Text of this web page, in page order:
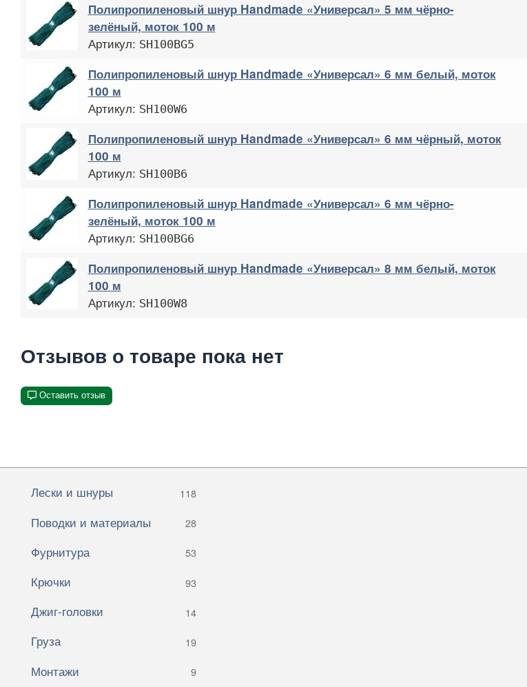
Полипропиленовый шнур Handmade «Универсал» 5 мм чёрно-
зелёный, моток 100 м
Артикул: SH100BG5
Полипропиленовый шнур Handmade «Универсал» 6 мм белый, моток
100 м
Артикул: SH100W6
Полипропиленовый шнур Handmade «Универсал» 6 мм чёрный, моток
100 м
Артикул: SH100B6
Полипропиленовый шнур Handmade «Универсал» 6 мм чёрно-
зелёный, моток 100 м
Артикул: SH100BG6
Полипропиленовый шнур Handmade «Универсал» 8 мм белый, моток
100 м
Артикул: SH100W8
Отзывов о товаре пока нет
Оставить отзыв
Лески и шнуры 118
Поводки и материалы 28
Фурнитура 53
Крючки 93
Джиг-головки 14
Груза 19
Монтажи 9